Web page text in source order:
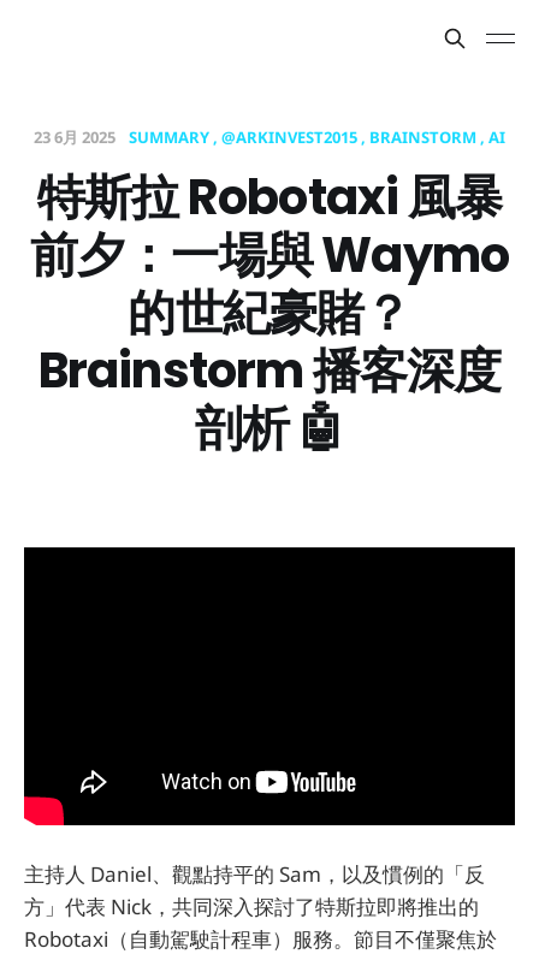
23 6月 2025 SUMMARY @ARKINVEST2015 BRAINSTORM AI
特斯拉 Robotaxi 風暴
前夕：一場與 Waymo
的世紀豪賭？
Brainstorm 播客深度
剖析 🤖
主持人 Daniel、觀點持平的 Sam，以及慣例的「反
方」代表 Nick，共同深入探討了特斯拉即將推出的
Robotaxi（自動駕駛計程車）服務。節目不僅聚焦於